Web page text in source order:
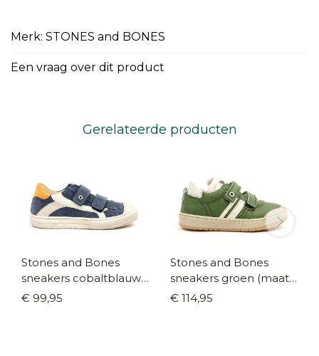
Merk: STONES and BONES
Een vraag over dit product
Gerelateerde producten
Stones and Bones
sneakers cobaltblauw
(maat 25-38)
€ 99,95
Stones and Bones
sneakers groen (maat
25-36)
€ 114,95